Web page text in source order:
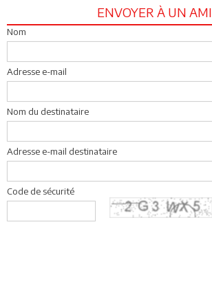
ENVOYER À UN AMI
Nom
Adresse e-mail
Nom du destinataire
Adresse e-mail destinataire
Code de sécurité